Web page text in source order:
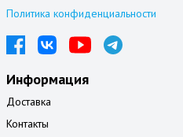
Политика конфиденциальности
Информация
Доставка
Контакты